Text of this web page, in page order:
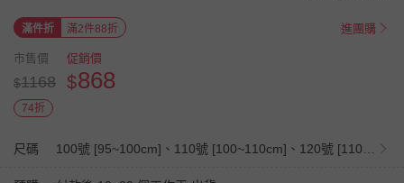
滿件折 滿2件88折 進團購
市售價
$1168
促銷價
$868
74折
尺碼